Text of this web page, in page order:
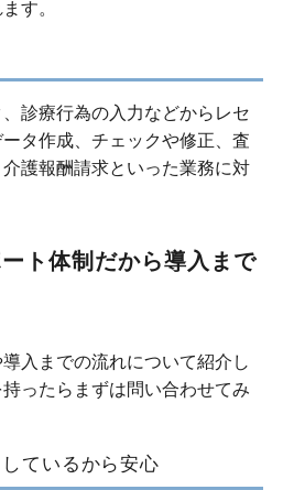
す。
診療行為の入力などからレセ
タ作成、チェックや修正、査
護報酬請求といった業務に対
ト体制だから導入まで
入までの流れについて紹介し
ったらまずは問い合わせてみ
ているから安心